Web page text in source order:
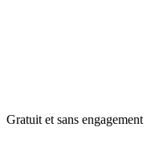
Gratuit et sans engagement